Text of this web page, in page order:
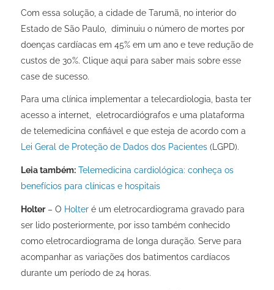
Com essa solução, a cidade de Tarumã, no interior do
Estado de São Paulo, diminuiu o número de mortes por
doenças cardíacas em 45% em um ano e teve redução de
custos de 30%. Clique aqui para saber mais sobre esse
case de sucesso.
Para uma clínica implementar a telecardiologia, basta ter
acesso a internet, eletrocardiógrafos e uma plataforma
de telemedicina confiável e que esteja de acordo com a
Lei Geral de Proteção de Dados dos Pacientes(LGPD).
Leia também: Telemedicina cardiológica: conheça os
benefícios para clínicas e hospitais
Holter– O Holteré um eletrocardiograma gravado para
ser lido posteriormente, por isso também conhecido
como eletrocardiograma de longa duração. Serve para
acompanhar as variações dos batimentos cardíacos
durante um período de 24 horas.